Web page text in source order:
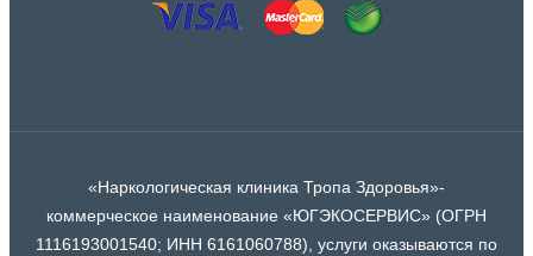
«Наркологическая клиника Тропа Здоровья»-
коммерческое наименование «ЮГЭКОСЕРВИС» (ОГРН
1116193001540; ИНН 6161060788), услуги оказываются по